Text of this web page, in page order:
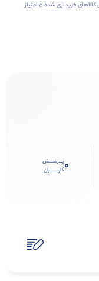
شمـا هـم دربـاره ایـن کــالا دیــدگاه ثبــت کنید، بــا ثبــت‌دیـدگاه بر روی کالاهای خریداری شده ۵ امتیاز
0پـــرســـش
کاربـــــران